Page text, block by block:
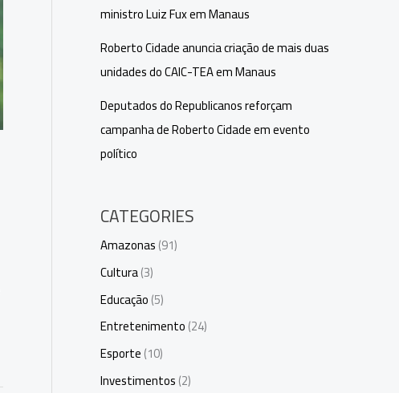
ministro Luiz Fux em Manaus
Roberto Cidade anuncia criação de mais duas
unidades do CAIC-TEA em Manaus
Deputados do Republicanos reforçam
campanha de Roberto Cidade em evento
político
CATEGORIES
Amazonas(91)
Cultura(3)
Educação(5)
Entretenimento(24)
Esporte(10)
Investimentos(2)